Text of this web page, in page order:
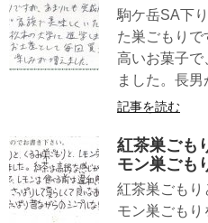
駒ケ岳SA下
た巣ごもり
高いお菓子で
ました。長
記事を読む
紅茶巣ごも
モン巣ごも
紅茶巣ごもり
モン巣ごも